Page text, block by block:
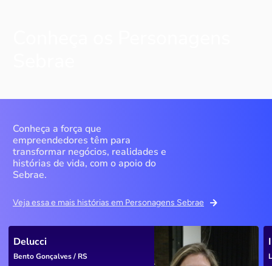
Conheça a força que
empreendedores têm para
transformar negócios, realidades e
histórias de vida, com o apoio do
Sebrae.
Veja essa e mais histórias em Personagens Sebrae
Delucci
Bento Gonçalves / RS